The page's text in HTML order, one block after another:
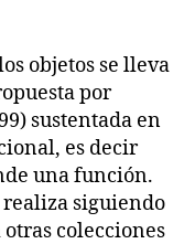
objetos se lleva
por
sustentada en
es decir
una función.
realiza siguiendo
colecciones